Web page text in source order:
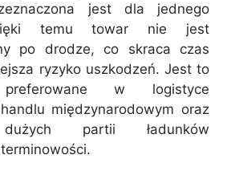
jest dla jednego
temu towar nie jest
po drodze, co skraca czas
ryzyko uszkodzeń. Jest to
preferowane w logistyce
międzynarodowym oraz
partii ładunków